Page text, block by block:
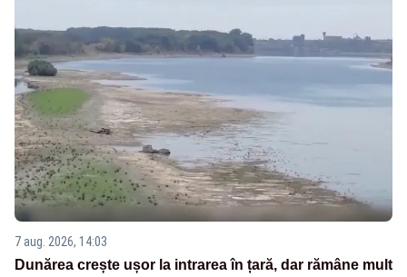
7 aug. 2026, 14:03
Dunărea crește ușor la intrarea în țară, dar rămâne mult